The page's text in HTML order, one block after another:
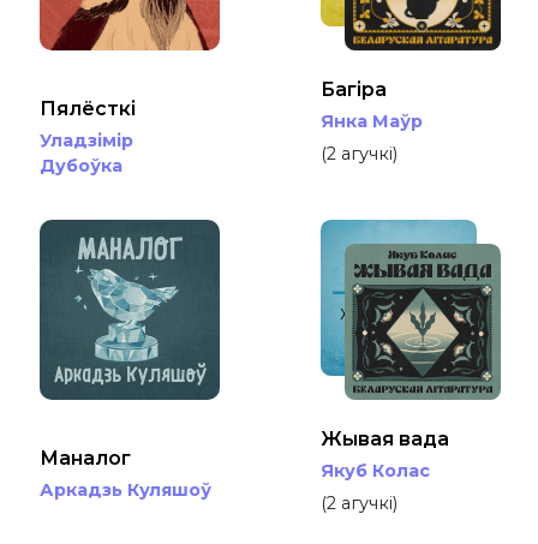
Пялёсткі
Уладзімір
Дубоўка
Багіра
Янка Маўр
(2 агучкі)
Маналог
Аркадзь Куляшоў
Якуб Колас
ЖЫВАЯ ВАДА
Жывая вада
Якуб Колас
(2 агучкі)